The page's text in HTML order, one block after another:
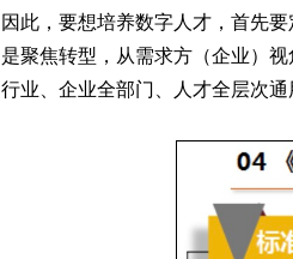
因此，要想培养数字人才，首先
是聚焦转型，从需求方（企业）
行业、企业全部门、人才全层次